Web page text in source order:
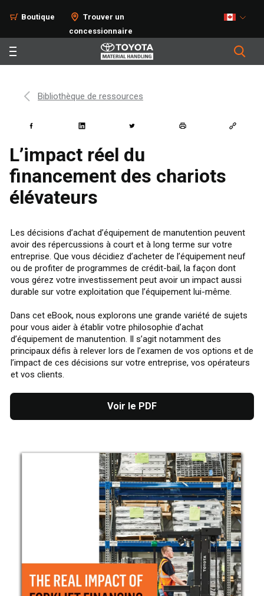
Boutique
Trouver un
concessionnaire
Bibliothèque de ressources
L’impact réel du
financement des chariots
élévateurs
Les décisions d’achat d’équipement de manutention peuvent
avoir des répercussions à court et à long terme sur votre
entreprise. Que vous décidiez d’acheter de l’équipement neuf
ou de profiter de programmes de crédit-bail, la façon dont
vous gérez votre investissement peut avoir un impact aussi
durable sur votre exploitation que l’équipement lui-même.
Dans cet eBook, nous explorons une grande variété de sujets
pour vous aider à établir votre philosophie d’achat
d’équipement de manutention. Il s’agit notamment des
principaux défis à relever lors de l’examen de vos options et de
l’impact de ces décisions sur votre entreprise, vos opérateurs
et vos clients.
Voir le PDF